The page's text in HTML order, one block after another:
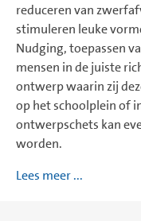
reduceren van
stimuleren leuke
Nudging, toepassen
mensen in de juiste
ontwerp waarin zij
op het schoolplein of
ontwerpschets kan
worden.
Lees meer ...